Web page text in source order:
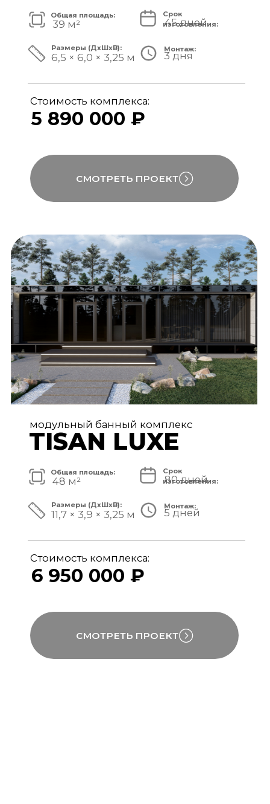
АРХИТЕКТУРА И ЭКСТЕРЬЕР
Мы совмещаем скорость модульной
сборки с технологиями капитального
строительства, включая использование
бетона, керамогранита и премиального
инженерного оборудования